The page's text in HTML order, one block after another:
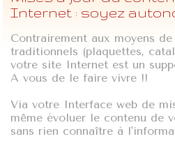
Internet : soyez
Contrairement aux moyens
traditionnels (plaquettes,
votre site Internet est un
A vous de le faire vivre !!
Via votre Interface web de
même évoluer le contenu de
sans rien connaître à